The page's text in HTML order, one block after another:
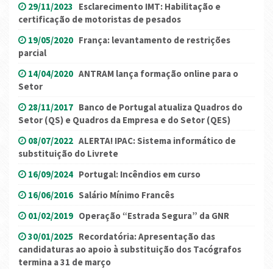
29/11/2023 Esclarecimento IMT: Habilitação e
certificação de motoristas de pesados
19/05/2020 França: levantamento de restrições
parcial
14/04/2020 ANTRAM lança formação online para o
Setor
28/11/2017 Banco de Portugal atualiza Quadros do
Setor (QS) e Quadros da Empresa e do Setor (QES)
08/07/2022 ALERTA! IPAC: Sistema informático de
substituição do Livrete
16/09/2024 Portugal: Incêndios em curso
16/06/2016 Salário Mínimo Francês
01/02/2019 Operação “Estrada Segura” da GNR
30/01/2025 Recordatória: Apresentação das
candidaturas ao apoio à substituição dos Tacógrafos
termina a 31 de março